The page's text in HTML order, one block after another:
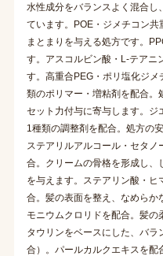
水性成分をバランスよく混合し
ています。POE・ジメチコン
まとまりを与える処方です。
す。アスコルビン酸・L-テアニ
す。高重合PEG・ポリ塩化ジ
類のポリマー・増粘剤を配合。
セット力付与に寄与します。
1種類の調整剤を配合。処方の
ステアリルアルコール・セタ
合。クリームの骨格を形成し、
を与えます。ステアリン酸・
合。髪の表面を整え、なめらか
モニウムクロリドを配合。髪の
タウリンをベースにした、バ
合）。パールカルクエキスを配